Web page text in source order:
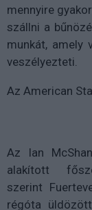
mennyire
szállni a
munkát, amely
veszélyezteti.
Az American
Az Ian
alakított
szerint
régóta